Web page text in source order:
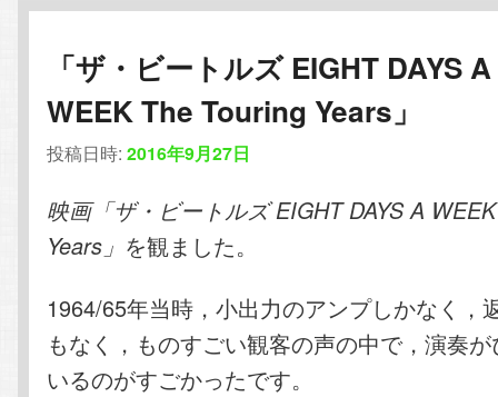
「ザ・ビートルズ EIGHT DAYS A
WEEK The Touring Years」
投稿日時:2016年9月27日
映画「ザ・ビートルズ EIGHT DAYS A
Years」 を観ました。
1964/65年当時，小出力のアンプしかなく，
もなく，ものすごい観客の声の中で，演奏
いるのがすごかったです。